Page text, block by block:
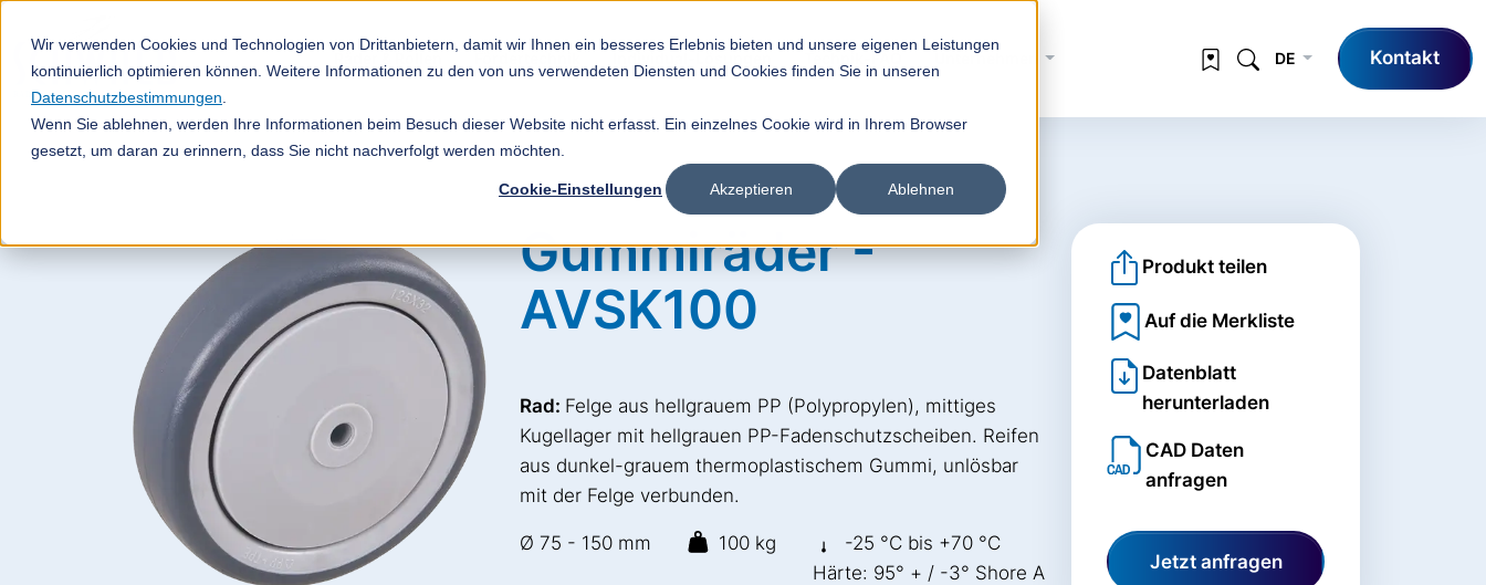
Wir verwenden Cookies und Technologien von Drittanbietern, damit wir Ihnen ein besseres Erlebnis bieten und unsere eigenen Leistungen
kontinuierlich optimieren können. Weitere Informationen zu den von uns verwendeten Diensten und Cookies finden Sie in unseren
Datenschutzbestimmungen
Wenn Sie ablehnen, werden Ihre Informationen beim Besuch dieser Website nicht erfasst. Ein einzelnes Cookie wird in Ihrem Browser
gesetzt, um daran zu erinnern, dass Sie nicht nachverfolgt werden möchten.
Cookie-Einstellungen Akzeptieren Ablehnen
Technik-FAQ Unternehmen DE Kontakt
Gummiräder -
AVSK100
Rad: Felge aus hellgrauem PP (Polypropylen), mittiges
Kugellager mit hellgrauen PP-Fadenschutzscheiben. Reifen
aus dunkel-grauem thermoplastischem Gummi, unlösbar
mit der Felge verbunden.
Ø 75 - 150 mm 100 kg
-25 °C bis +70 °C
Härte: 95° + / -3° Shore A
Produkt teilen
Auf die Merkliste
Datenblatt
herunterladen
CAD Daten
anfragen
Jetzt anfragen